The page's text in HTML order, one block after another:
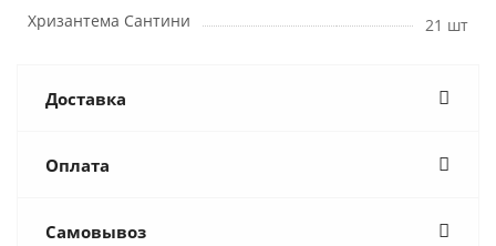
Хризантема Сантини
21 шт
Доставка
Оплата
Самовывоз